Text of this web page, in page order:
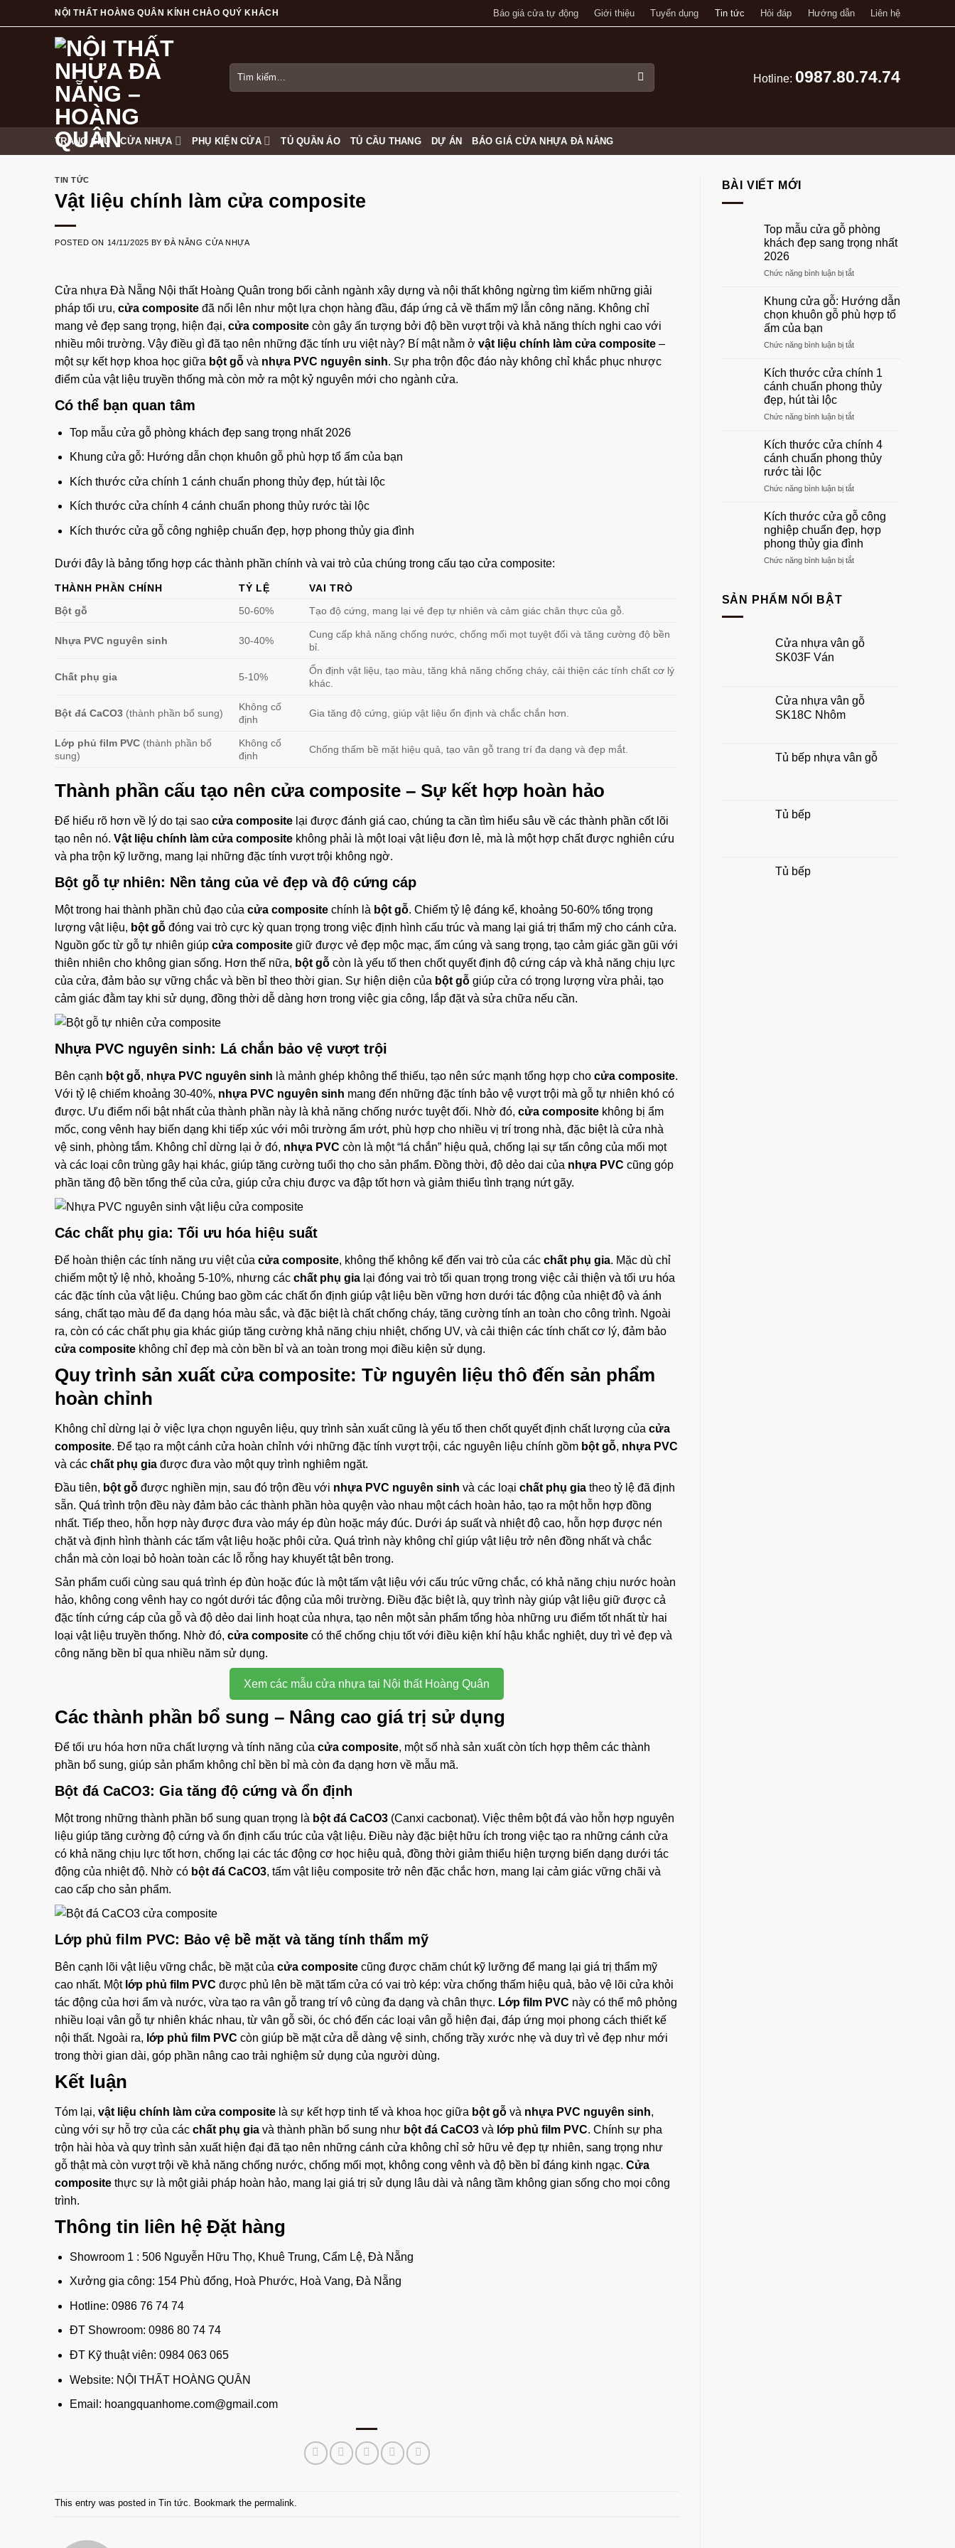
to
NỘI THẤT HOÀNG QUÂN KÍNH CHÀO QUÝ KHÁCH Báo giá cửa tự động Giới thiệu Tuyển dụng Tin tức Hỏi đáp Hướng dẫn Liên hệ
Tìm
kiếm:
Hotline: 0987.80.74.74
TRANG CHỦ CỬA NHỰA PHỤ KIỆN CỬA TỦ QUẦN ÁO TỦ CẦU THANG DỰ ÁN BÁO GIÁ CỬA NHỰA ĐÀ NẴNG
TIN TỨC
Vật liệu chính làm cửa composite
POSTED ON 14/11/2025 BYĐÀ NẴNG CỬA NHỰA
Cửa nhựa Đà Nẵng Nội thất Hoàng Quân trong bối cảnh ngành xây dựng và nội thất không ngừng tìm kiếm những giải
pháp tối ưu, cửa composite đã nổi lên như một lựa chọn hàng đầu, đáp ứng cả về thẩm mỹ lẫn công năng. Không chỉ
mang vẻ đẹp sang trọng, hiện đại, cửa composite còn gây ấn tượng bởi độ bền vượt trội và khả năng thích nghi cao với
nhiều môi trường. Vậy điều gì đã tạo nên những đặc tính ưu việt này? Bí mật nằm ở vật liệu chính làm cửa composite –
một sự kết hợp khoa học giữa bột gỗ và nhựa PVC nguyên sinh. Sự pha trộn độc đáo này không chỉ khắc phục nhược
điểm của vật liệu truyền thống mà còn mở ra một kỷ nguyên mới cho ngành cửa.
Có thể bạn quan tâm
Top mẫu cửa gỗ phòng khách đẹp sang trọng nhất 2026
Khung cửa gỗ: Hướng dẫn chọn khuôn gỗ phù hợp tổ ấm của bạn
Kích thước cửa chính 1 cánh chuẩn phong thủy đẹp, hút tài lộc
Kích thước cửa chính 4 cánh chuẩn phong thủy rước tài lộc
Kích thước cửa gỗ công nghiệp chuẩn đẹp, hợp phong thủy gia đình
Dưới đây là bảng tổng hợp các thành phần chính và vai trò của chúng trong cấu tạo cửa composite:
THÀNH PHẦN CHÍNH TỶ LỆ
VAI TRÒ
Bột gỗ
50-60% Tạo độ cứng, mang lại vẻ đẹp tự nhiên và cảm giác chân thực của gỗ.
Nhựa PVC nguyên sinh 30-40%
Cung cấp khả năng chống nước, chống mối mọt tuyệt đối và tăng cường độ bền
bỉ.
Chất phụ gia 5-10%
Ổn định vật liệu, tạo màu, tăng khả năng chống cháy, cải thiện các tính chất cơ lý
khác.
Bột đá CaCO3 (thành phần bổ sung)
Không cố
định
Gia tăng độ cứng, giúp vật liệu ổn định và chắc chắn hơn.
Lớp phủ film PVC (thành phần bổ
sung)
Không cố
định
Chống thấm bề mặt hiệu quả, tạo vân gỗ trang trí đa dạng và đẹp mắt.
Thành phần cấu tạo nên cửa composite – Sự kết hợp hoàn hảo
Để hiểu rõ hơn về lý do tại sao cửa composite lại được đánh giá cao, chúng ta cần tìm hiểu sâu về các thành phần cốt lõi
tạo nên nó. Vật liệu chính làm cửa composite không phải là một loại vật liệu đơn lẻ, mà là một hợp chất được nghiên cứu
và pha trộn kỹ lưỡng, mang lại những đặc tính vượt trội không ngờ.
Bột gỗ tự nhiên: Nền tảng của vẻ đẹp và độ cứng cáp
Một trong hai thành phần chủ đạo của cửa composite chính là bột gỗ. Chiếm tỷ lệ đáng kể, khoảng 50-60% tổng trọng
lượng vật liệu, bột gỗ đóng vai trò cực kỳ quan trọng trong việc định hình cấu trúc và mang lại giá trị thẩm mỹ cho cánh cửa.
Nguồn gốc từ gỗ tự nhiên giúp cửa composite giữ được vẻ đẹp mộc mạc, ấm cúng và sang trọng, tạo cảm giác gần gũi với
thiên nhiên cho không gian sống. Hơn thế nữa, bột gỗ còn là yếu tố then chốt quyết định độ cứng cáp và khả năng chịu lực
của cửa, đảm bảo sự vững chắc và bền bỉ theo thời gian. Sự hiện diện của bột gỗ giúp cửa có trọng lượng vừa phải, tạo
cảm giác đằm tay khi sử dụng, đồng thời dễ dàng hơn trong việc gia công, lắp đặt và sửa chữa nếu cần.
Nhựa PVC nguyên sinh: Lá chắn bảo vệ vượt trội
Bên cạnh bột gỗ, nhựa PVC nguyên sinh là mảnh ghép không thể thiếu, tạo nên sức mạnh tổng hợp cho cửa composite.
Với tỷ lệ chiếm khoảng 30-40%, nhựa PVC nguyên sinh mang đến những đặc tính bảo vệ vượt trội mà gỗ tự nhiên khó có
được. Ưu điểm nổi bật nhất của thành phần này là khả năng chống nước tuyệt đối. Nhờ đó, cửa composite không bị ẩm
mốc, cong vênh hay biến dạng khi tiếp xúc với môi trường ẩm ướt, phù hợp cho nhiều vị trí trong nhà, đặc biệt là cửa nhà
vệ sinh, phòng tắm. Không chỉ dừng lại ở đó, nhựa PVC còn là một “lá chắn” hiệu quả, chống lại sự tấn công của mối mọt
và các loại côn trùng gây hại khác, giúp tăng cường tuổi thọ cho sản phẩm. Đồng thời, độ dẻo dai của nhựa PVC cũng góp
phần tăng độ bền tổng thể của cửa, giúp cửa chịu được va đập tốt hơn và giảm thiểu tình trạng nứt gãy.
Các chất phụ gia: Tối ưu hóa hiệu suất
Để hoàn thiện các tính năng ưu việt của cửa composite, không thể không kể đến vai trò của các chất phụ gia. Mặc dù chỉ
chiếm một tỷ lệ nhỏ, khoảng 5-10%, nhưng các chất phụ gia lại đóng vai trò tối quan trọng trong việc cải thiện và tối ưu hóa
các đặc tính của vật liệu. Chúng bao gồm các chất ổn định giúp vật liệu bền vững hơn dưới tác động của nhiệt độ và ánh
sáng, chất tạo màu để đa dạng hóa màu sắc, và đặc biệt là chất chống cháy, tăng cường tính an toàn cho công trình. Ngoài
ra, còn có các chất phụ gia khác giúp tăng cường khả năng chịu nhiệt, chống UV, và cải thiện các tính chất cơ lý, đảm bảo
cửa composite không chỉ đẹp mà còn bền bỉ và an toàn trong mọi điều kiện sử dụng.
Quy trình sản xuất cửa composite: Từ nguyên liệu thô đến sản phẩm
hoàn chỉnh
Không chỉ dừng lại ở việc lựa chọn nguyên liệu, quy trình sản xuất cũng là yếu tố then chốt quyết định chất lượng của cửa
composite. Để tạo ra một cánh cửa hoàn chỉnh với những đặc tính vượt trội, các nguyên liệu chính gồm bột gỗ, nhựa PVC
và các chất phụ gia được đưa vào một quy trình nghiêm ngặt.
Đầu tiên, bột gỗ được nghiền mịn, sau đó trộn đều với nhựa PVC nguyên sinh và các loại chất phụ gia theo tỷ lệ đã định
sẵn. Quá trình trộn đều này đảm bảo các thành phần hòa quyện vào nhau một cách hoàn hảo, tạo ra một hỗn hợp đồng
nhất. Tiếp theo, hỗn hợp này được đưa vào máy ép đùn hoặc máy đúc. Dưới áp suất và nhiệt độ cao, hỗn hợp được nén
chặt và định hình thành các tấm vật liệu hoặc phôi cửa. Quá trình này không chỉ giúp vật liệu trở nên đồng nhất và chắc
chắn mà còn loại bỏ hoàn toàn các lỗ rỗng hay khuyết tật bên trong.
Sản phẩm cuối cùng sau quá trình ép đùn hoặc đúc là một tấm vật liệu với cấu trúc vững chắc, có khả năng chịu nước hoàn
hảo, không cong vênh hay co ngót dưới tác động của môi trường. Điều đặc biệt là, quy trình này giúp vật liệu giữ được cả
đặc tính cứng cáp của gỗ và độ dẻo dai linh hoạt của nhựa, tạo nên một sản phẩm tổng hòa những ưu điểm tốt nhất từ hai
loại vật liệu truyền thống. Nhờ đó, cửa composite có thể chống chịu tốt với điều kiện khí hậu khắc nghiệt, duy trì vẻ đẹp và
công năng bền bỉ qua nhiều năm sử dụng.
Xem các mẫu cửa nhựa tại Nội thất Hoàng Quân
Các thành phần bổ sung – Nâng cao giá trị sử dụng
Để tối ưu hóa hơn nữa chất lượng và tính năng của cửa composite, một số nhà sản xuất còn tích hợp thêm các thành
phần bổ sung, giúp sản phẩm không chỉ bền bỉ mà còn đa dạng hơn về mẫu mã.
Bột đá CaCO3: Gia tăng độ cứng và ổn định
Một trong những thành phần bổ sung quan trọng là bột đá CaCO3 (Canxi cacbonat). Việc thêm bột đá vào hỗn hợp nguyên
liệu giúp tăng cường độ cứng và ổn định cấu trúc của vật liệu. Điều này đặc biệt hữu ích trong việc tạo ra những cánh cửa
có khả năng chịu lực tốt hơn, chống lại các tác động cơ học hiệu quả, đồng thời giảm thiểu hiện tượng biến dạng dưới tác
động của nhiệt độ. Nhờ có bột đá CaCO3, tấm vật liệu composite trở nên đặc chắc hơn, mang lại cảm giác vững chãi và
cao cấp cho sản phẩm.
Lớp phủ film PVC: Bảo vệ bề mặt và tăng tính thẩm mỹ
Bên cạnh lõi vật liệu vững chắc, bề mặt của cửa composite cũng được chăm chút kỹ lưỡng để mang lại giá trị thẩm mỹ
cao nhất. Một lớp phủ film PVC được phủ lên bề mặt tấm cửa có vai trò kép: vừa chống thấm hiệu quả, bảo vệ lõi cửa khỏi
tác động của hơi ẩm và nước, vừa tạo ra vân gỗ trang trí vô cùng đa dạng và chân thực. Lớp film PVC này có thể mô phỏng
nhiều loại vân gỗ tự nhiên khác nhau, từ vân gỗ sồi, óc chó đến các loại vân gỗ hiện đại, đáp ứng mọi phong cách thiết kế
nội thất. Ngoài ra, lớp phủ film PVC còn giúp bề mặt cửa dễ dàng vệ sinh, chống trầy xước nhẹ và duy trì vẻ đẹp như mới
trong thời gian dài, góp phần nâng cao trải nghiệm sử dụng của người dùng.
Kết luận
Tóm lại, vật liệu chính làm cửa composite là sự kết hợp tinh tế và khoa học giữa bột gỗ và nhựa PVC nguyên sinh,
cùng với sự hỗ trợ của các chất phụ gia và thành phần bổ sung như bột đá CaCO3 và lớp phủ film PVC. Chính sự pha
trộn hài hòa và quy trình sản xuất hiện đại đã tạo nên những cánh cửa không chỉ sở hữu vẻ đẹp tự nhiên, sang trọng như
gỗ thật mà còn vượt trội về khả năng chống nước, chống mối mọt, không cong vênh và độ bền bỉ đáng kinh ngạc. Cửa
composite thực sự là một giải pháp hoàn hảo, mang lại giá trị sử dụng lâu dài và nâng tầm không gian sống cho mọi công
trình.
Thông tin liên hệ Đặt hàng
Showroom 1 : 506 Nguyễn Hữu Thọ, Khuê Trung, Cẩm Lệ, Đà Nẵng
Xưởng gia công: 154 Phù đổng, Hoà Phước, Hoà Vang, Đà Nẵng
Hotline: 0986 76 74 74
ĐT Showroom: 0986 80 74 74
ĐT Kỹ thuật viên: 0984 063 065
Website: NỘI THẤT HOÀNG QUÂN
Email: hoangquanhome.com@gmail.com
This entry was posted in Tin tức. Bookmark the permalink.
BÀI VIẾT MỚI
Top mẫu cửa gỗ phòng
khách đẹp sang trọng nhất
2026
Chức năng bình luận bị tắtở
mẫu
cửa
gỗ
khách
sang
trọng
nhất
Khung cửa gỗ: Hướng dẫn
chọn khuôn gỗ phù hợp tổ
ấm của bạn
Chức năng bình luận bị tắtở
cửa
Hướng
chọn
gỗ
phù
hợp
ấm
bạn
Kích thước cửa chính 1
cánh chuẩn phong thủy
đẹp, hút tài lộc
Chức năng bình luận bị tắtở
thước
cửa
chính
cánh
phong
thủy
đẹp,
hút
tài
Kích thước cửa chính 4
cánh chuẩn phong thủy
rước tài lộc
Chức năng bình luận bị tắtở
thước
cửa
chính
4
cánh
Kích thước cửa gỗ công
nghiệp chuẩn đẹp, hợp
phong thủy gia đình
Chức năng bình luận bị tắtở
chuẩn
thủy
gia
SẢN PHẨM NỔI BẬT
Cửa nhựa vân gỗ
SK03F Ván
Cửa nhựa vân gỗ
SK18C Nhôm
Tủ bếp nhựa vân gỗ
Tủ bếp
Tủ bếp